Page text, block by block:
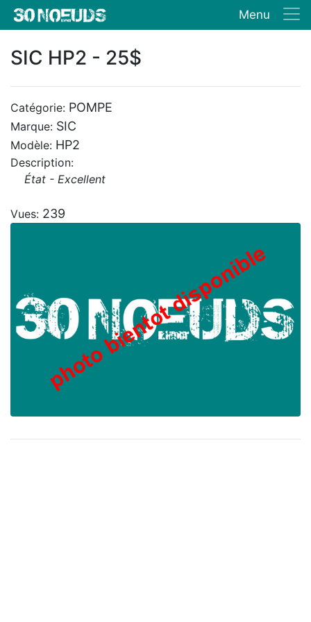
Menu
SIC HP2 - 25$
Catégorie: POMPE
Marque: SIC
Modèle: HP2
Description:
État - Excellent
Vues: 239